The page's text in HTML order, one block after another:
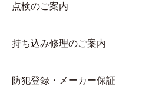
点検のご案内
持ち込み修理のご案内
防犯登録・メーカー保証